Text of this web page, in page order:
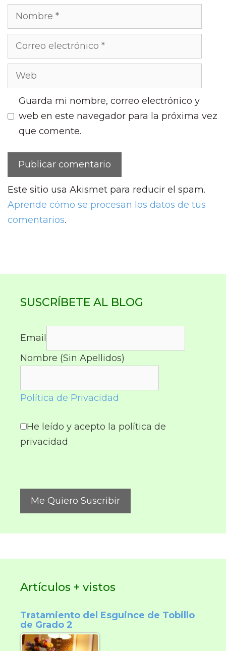
Nombre
Correo
electrónico
Web
Guarda mi nombre, correo electrónico y
web en este navegador para la próxima vez
que comente.
Este sitio usa Akismet para reducir el spam.
Aprende cómo se procesan los datos de tus
comentarios.
SUSCRÍBETE AL BLOG
Email
Nombre (Sin Apellidos)
Política de Privacidad
He leído y acepto la política de
privacidad
Artículos + vistos
Tratamiento del Esguince de Tobillo
de Grado 2